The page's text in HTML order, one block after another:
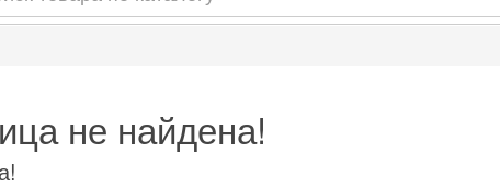
не найдена!